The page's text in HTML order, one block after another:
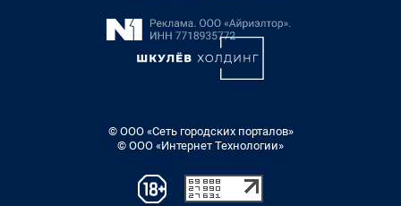
© ООО «Сеть городских порталов»
© ООО «Интернет Технологии»